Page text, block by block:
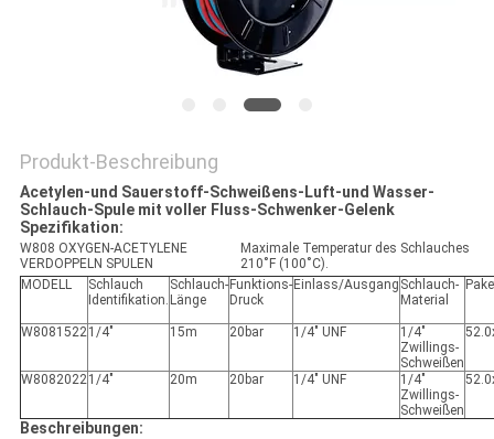
Produkt-Beschreibung
Acetylen-und Sauerstoff-Schweißens-Luft-und Wasser-
Schlauch-Spule mit voller Fluss-Schwenker-Gelenk
Spezifikation:
W808 OXYGEN-ACETYLENE
VERDOPPELN SPULEN
Maximale Temperatur des Schlauches
210˚F (100˚C).
MODELL
Schlauch
Identifikation.
Schlauch-
Länge
Funktions-
Druck
Einlass/Ausgang Schlauch-
Material
W80815221/4" 15m 20bar 1/4" UNF
1/4"
Zwillings-
Schweißen
W80820221/4" 20m 20bar 1/4" UNF
1/4"
Zwillings-
Schweißen
Beschreibungen: